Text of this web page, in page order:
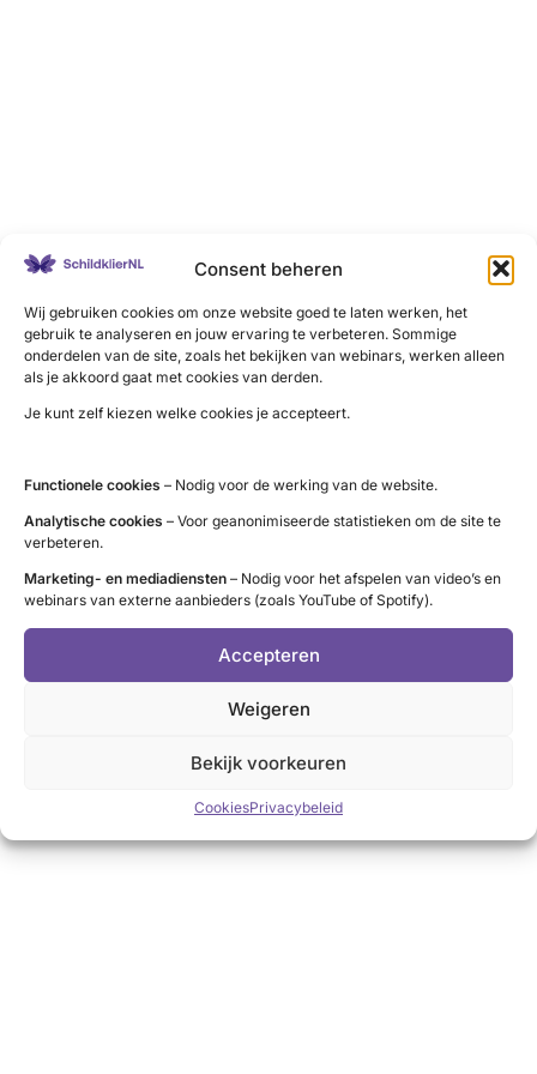
Consent beheren
Wij gebruiken cookies om onze website goed te laten werken, het
gebruik te analyseren en jouw ervaring te verbeteren. Sommige
onderdelen van de site, zoals het bekijken van webinars, werken alleen
als je akkoord gaat met cookies van derden.
Je kunt zelf kiezen welke cookies je accepteert.
Functionele cookies – Nodig voor de werking van de website.
Analytische cookies – Voor geanonimiseerde statistieken om de site te
verbeteren.
Marketing- en mediadiensten – Nodig voor het afspelen van video’s en
webinars van externe aanbieders (zoals YouTube of Spotify).
Accepteren
Weigeren
Bekijk voorkeuren
CookiesPrivacybeleid